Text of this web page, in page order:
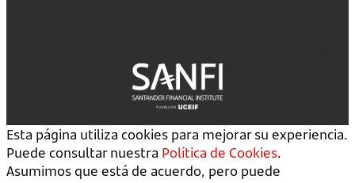
Esta página utiliza cookies para mejorar su experiencia.
Puede consultar nuestra Política de Cookies.
Asumimos que está de acuerdo, pero puede